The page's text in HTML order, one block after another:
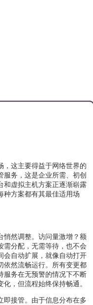
，这主要得益于网络世界的
务，这是企业所需、初创
和虚拟主机方案正逐渐崭露
种方案都有其最佳适用场
悄然调整。访问量激增？额
需分配，无需等待，也不会
会自动扩展，就像自动打开
依然流畅运行。所有变更都
服务在无预警的情况下不断
，但流程始终保持畅通。
即接管。由于信息分布在多